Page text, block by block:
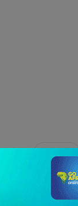
réintégrés